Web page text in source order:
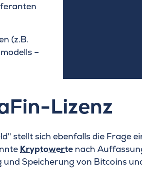
(z.B.
–
Lizenz
stellt sich ebenfalls die Frage
Kryptowerte nach
und Speicherung von Bitcoins